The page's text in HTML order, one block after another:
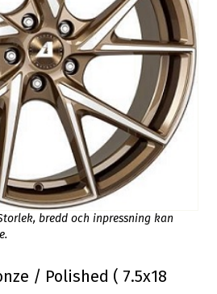
bredd och inpressning kan
/ Polished ( 7.5x18